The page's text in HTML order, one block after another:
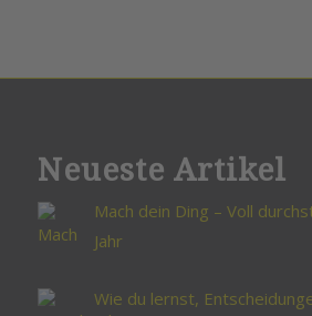
Neueste Artikel
Mach dein Ding – Voll
Jahr
Wie du lernst,